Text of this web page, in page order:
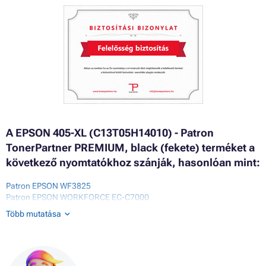
A EPSON 405-XL (C13T05H14010) - Patron
TonerPartner PREMIUM, black (fekete) terméket a
következő nyomtatókhoz szánják, hasonlóan mint:
Patron EPSON WF3825
Patron EPSON WORKFORCE EC-C7000
Patron EPSON WORKFORCE PRO WF-3800 SERIES
Patron EPSON WORKFORCE PRO WF-3820DWF
Patron EPSON WORKFORCE PRO WF-4800 SERIES
Több mutatása